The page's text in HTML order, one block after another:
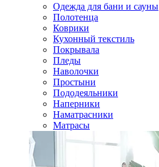
Одежда для бани и сауны
Полотенца
Коврики
Кухонный текстиль
Покрывала
Пледы
Наволочки
Простыни
Пододеяльники
Наперники
Наматрасники
Матрасы